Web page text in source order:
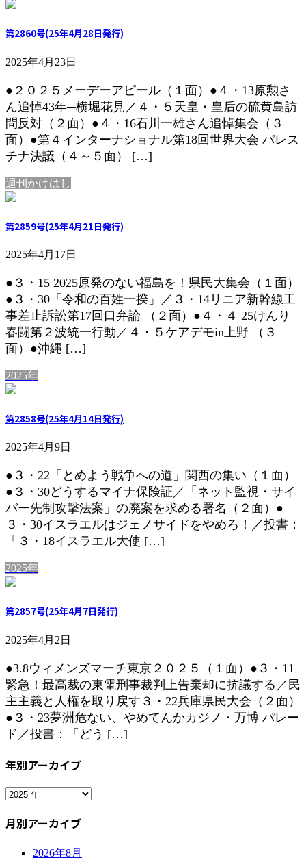
第2860号(25年4月28日発行)
2025年4月23日
●２０２５メーデーアピール（１面）●４・13原勲さ
ん追悼43年─横堀花見／４・５天皇・皇后の硫黄島訪
問反対（２面）●４・16石川一雄さん追悼集会（３
面）●第４インターナショナル第18回世界大会 パレス
チナ決議（４～５面） […]
週刊かけはし
第2859号(25年4月21日発行)
2025年4月17日
●３・15 2025原発のない福島を！県民大集会（１面）
●３・30「令和の百姓一揆」／３・14リニア新幹線工
事差止訴訟第17回口弁論 （２面）●４・４ 25けんり
春闘第２波統一行動／４・５ケアデモin上野 （３
面）●沖縄 […]
2025年
第2858号(25年4月14日発行)
2025年4月9日
●３・22「とめよう戦争への道」関西の集い（１面）
●３・30どうするマイナ保険証／「ネット監視・サイ
バー先制攻撃法案」の廃案を求める署名（２面）●
３・30イスラエルはジェノサイドをやめろ！／投書：
「３・18イスラエル大使 […]
2025年
第2857号(25年4月7日発行)
2025年4月2日
●3.8ウィメンズマーチ東京２０２５（１面）●３・11
緊急！最高裁の東電刑事裁判上告棄却に抗議する／民
主主義と人権を取り戻す３・22兵庫県民大会（２面）
●３・23夢洲危ない、やめてんかカジノ・万博 パレー
ド／投書：「どう […]
年別アーカイブ
月別アーカイブ
2026年8月